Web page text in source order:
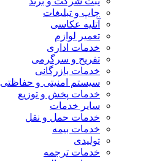
چاپ و تبلیغات
آتلیه عکاسی
تعمیر لوازم
خدمات اداری
تفریح و سرگرمی
خدمات بازرگانی
سیستم امنیتی و حفاظتی
خدمات پخش و توزیع
سایر خدمات
خدمات حمل و نقل
خدمات بیمه
تولیدی
خدمات ترجمه